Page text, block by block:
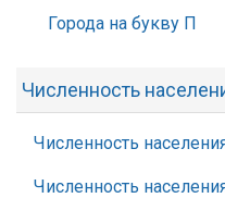
Города на букву П
Численность
Численность
Численность